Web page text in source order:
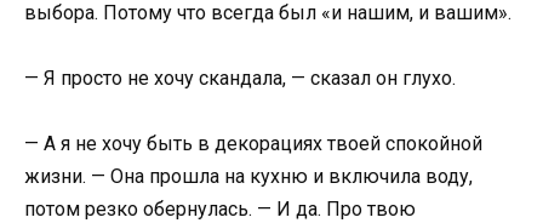
выбора. Потому что всегда был «и нашим, и вашим».
— Я просто не хочу скандала, — сказал он глухо.
— А я не хочу быть в декорациях твоей спокойной
жизни. — Она прошла на кухню и включила воду,
потом резко обернулась. — И да. Про твою